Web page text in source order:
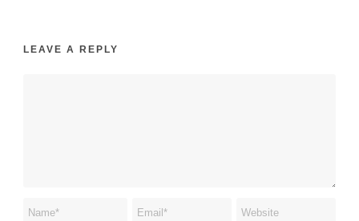
LEAVE A REPLY